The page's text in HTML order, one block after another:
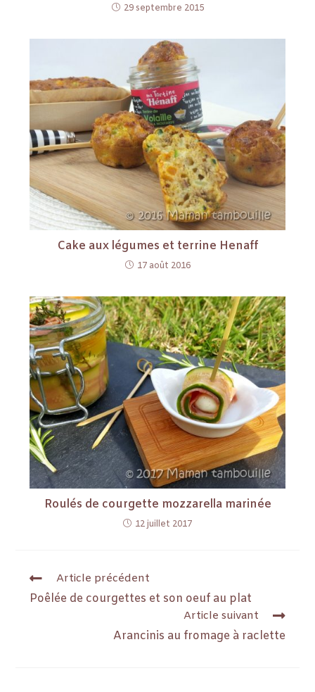
29 septembre 2015
Cake aux légumes et terrine Henaff
17 août 2016
Roulés de courgette mozzarella marinée
12 juillet 2017
Article précédent
Poêlée de courgettes et son oeuf au plat
Article suivant
Arancinis au fromage à raclette